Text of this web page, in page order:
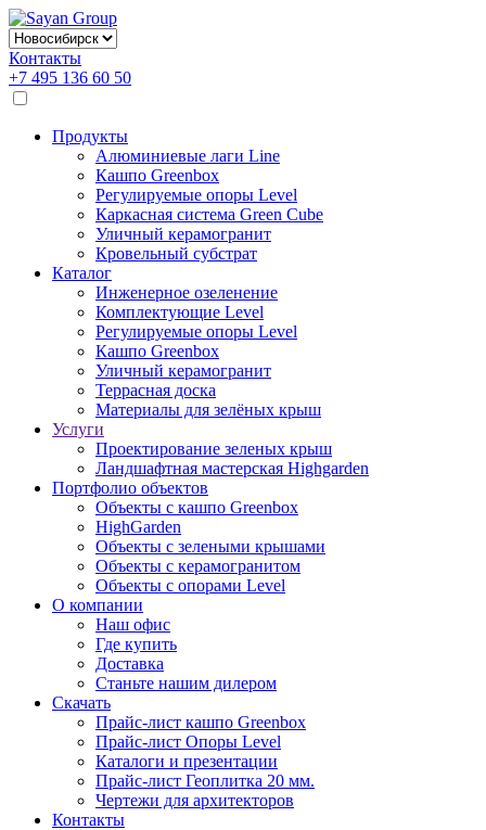
Контакты
+7 495 136 60 50
Продукты
Алюминиевые лаги Line
Кашпо Greenbox
Регулируемые опоры Level
Каркасная система Green Cube
Уличный керамогранит
Кровельный субстрат
Каталог
Инженерное озеленение
Комплектующие Level
Регулируемые опоры Level
Кашпо Greenbox
Уличный керамогранит
Террасная доска
Материалы для зелёных крыш
Услуги
Проектирование зеленых крыш
Ландшафтная мастерская Highgarden
Портфолио объектов
Объекты с кашпо Greenbox
HighGarden
Объекты с зелеными крышами
Объекты с керамогранитом
Объекты с опорами Level
О компании
Наш офис
Где купить
Доставка
Станьте нашим дилером
Скачать
Прайс-лист кашпо Greenbox
Прайс-лист Опоры Level
Каталоги и презентации
Прайс-лист Геоплитка 20 мм.
Чертежи для архитекторов
Контакты